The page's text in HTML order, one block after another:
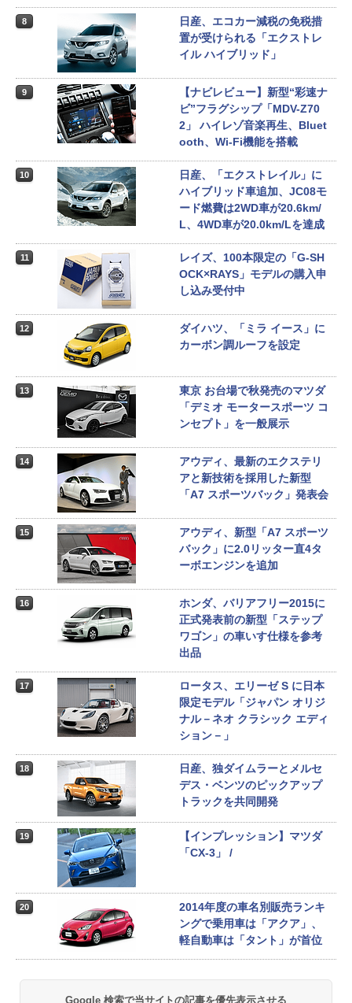
8
日産、エコカー減税の免税措
置が受けられる「エクストレ
イル ハイブリッド」
9
【ナビレビュー】新型“彩速ナ
ビ”フラグシップ「MDV-Z70
2」 ハイレゾ音楽再生、Bluet
ooth、Wi-Fi機能を搭載
10
日産、「エクストレイル」に
ハイブリッド車追加、JC08モ
ード燃費は2WD車が20.6km/
L、4WD車が20.0km/Lを達成
11
レイズ、100本限定の「G-SH
OCK×RAYS」モデルの購入申
し込み受付中
12
ダイハツ、「ミラ イース」に
カーボン調ルーフを設定
13
東京 お台場で秋発売のマツダ
「デミオ モータースポーツ コ
ンセプト」を一般展示
14
アウディ、最新のエクステリ
アと新技術を採用した新型
「A7 スポーツバック」発表会
15
アウディ、新型「A7 スポーツ
バック」に2.0リッター直4タ
ーボエンジンを追加
16
ホンダ、バリアフリー2015に
正式発表前の新型「ステップ
ワゴン」の車いす仕様を参考
出品
17
ロータス、エリーゼ S に日本
限定モデル「ジャパン オリジ
ナル－ネオ クラシック エディ
ション－」
18
日産、独ダイムラーとメルセ
デス・ベンツのピックアップ
トラックを共同開発
19
【インプレッション】マツダ
「CX-3」 /
20
2014年度の車名別販売ランキ
ングで乗用車は「アクア」、
軽自動車は「タント」が首位
Google 検索で当サイトの記事を優先表示させる